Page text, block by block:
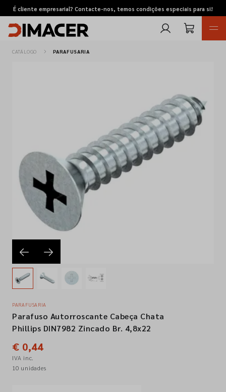
É cliente empresarial? Contacte-nos, temos condições especiais para si!
Pedidos de cotação
Marcas
Favoritos
Empresa
Contactos
Siga-nos nas redes sociais
CATÁLOGO PARAFUSARIA
PARAFUSARIA
Parafuso Autorroscante Cabeça Chata
Phillips DIN7982 Zincado Br. 4,8x22
€ 0,44
IVA inc.
10 unidades